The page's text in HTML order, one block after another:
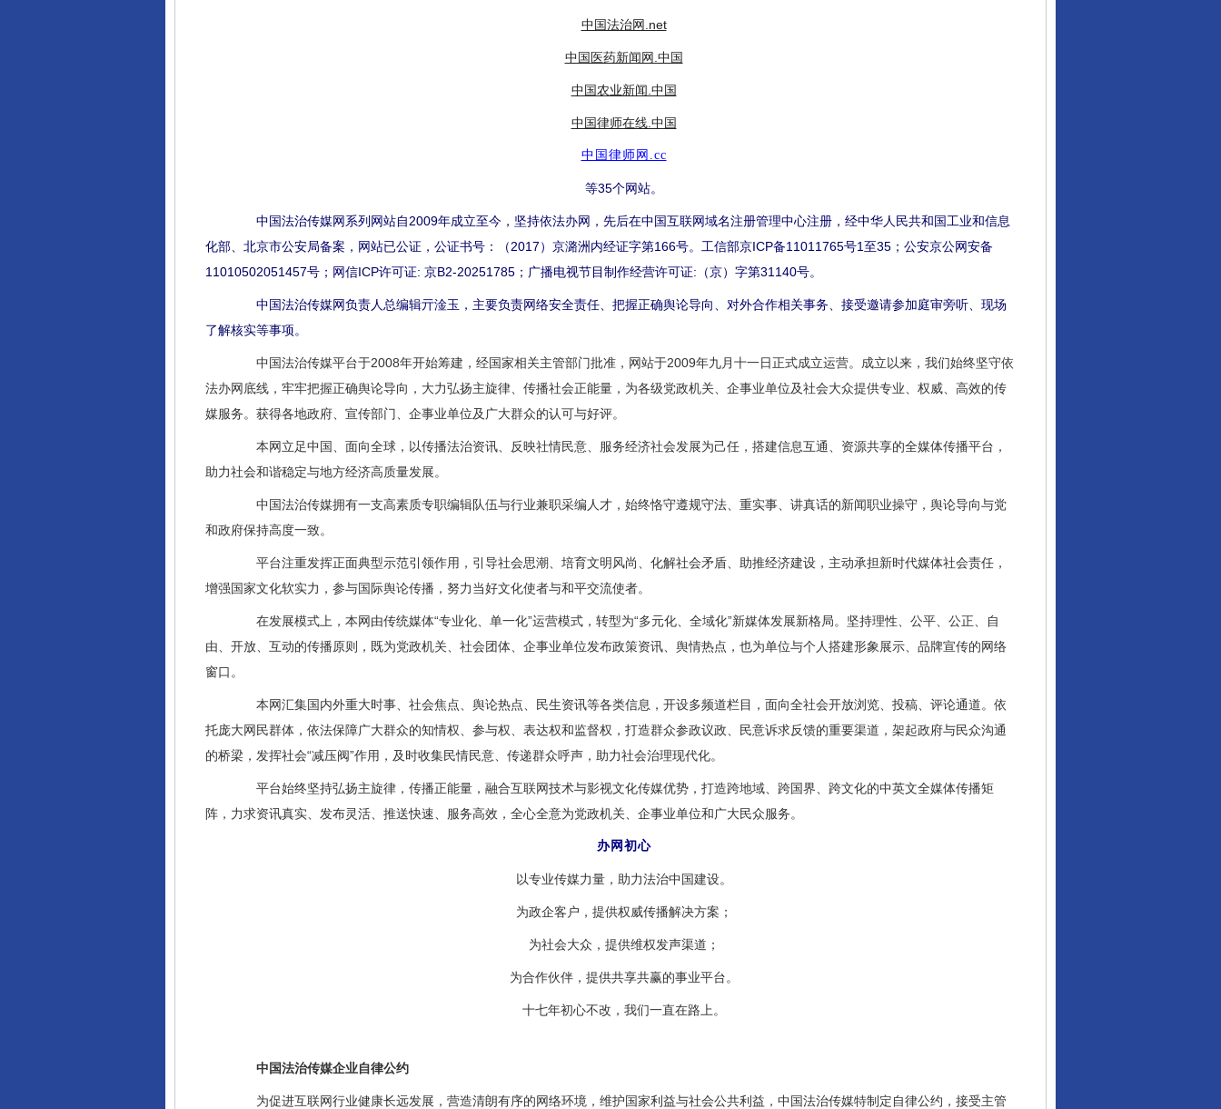
中国法治网.net
中国医药新闻网.中国
中国农业新闻.中国
中国律师在线.中国
中国律师网.cc
等35个网站。
中国法治传媒网系列网站自2009年成立至今，坚持依法办网，先后在中国互联网域名注册管理中心注册，经中华人民共和国工业和信息
化部、北京市公安局备案，网站已公证，公证书号：（2017）京潞洲内经证字第166号。工信部京ICP备11011765号1至35；公安京公网安备
11010502051457号；网信ICP许可证: 京B2-20251785；广播电视节目制作经营许可证:（京）字第31140号。
中国法治传媒网负责人总编辑亓淦玉，主要负责网络安全责任、把握正确舆论导向、对外合作相关事务、接受邀请参加庭审旁听、现场
了解核实等事项。
中国法治传媒平台于2008年开始筹建，经国家相关主管部门批准，网站于2009年九月十一日正式成立运营。成立以来，我们始终坚守依
法办网底线，牢牢把握正确舆论导向，大力弘扬主旋律、传播社会正能量，为各级党政机关、企事业单位及社会大众提供专业、权威、高效的传
媒服务。获得各地政府、宣传部门、企事业单位及广大群众的认可与好评。
本网立足中国、面向全球，以传播法治资讯、反映社情民意、服务经济社会发展为己任，搭建信息互通、资源共享的全媒体传播平台，
助力社会和谐稳定与地方经济高质量发展。
中国法治传媒拥有一支高素质专职编辑队伍与行业兼职采编人才，始终恪守遵规守法、重实事、讲真话的新闻职业操守，舆论导向与党
和政府保持高度一致。
平台注重发挥正面典型示范引领作用，引导社会思潮、培育文明风尚、化解社会矛盾、助推经济建设，主动承担新时代媒体社会责任，
增强国家文化软实力，参与国际舆论传播，努力当好文化使者与和平交流使者。
在发展模式上，本网由传统媒体“专业化、单一化”运营模式，转型为“多元化、全域化”新媒体发展新格局。坚持理性、公平、公正、自
由、开放、互动的传播原则，既为党政机关、社会团体、企事业单位发布政策资讯、舆情热点，也为单位与个人搭建形象展示、品牌宣传的网络
窗口。
本网汇集国内外重大时事、社会焦点、舆论热点、民生资讯等各类信息，开设多频道栏目，面向全社会开放浏览、投稿、评论通道。依
托庞大网民群体，依法保障广大群众的知情权、参与权、表达权和监督权，打造群众参政议政、民意诉求反馈的重要渠道，架起政府与民众沟通
的桥梁，发挥社会“减压阀”作用，及时收集民情民意、传递群众呼声，助力社会治理现代化。
平台始终坚持弘扬主旋律，传播正能量，融合互联网技术与影视文化传媒优势，打造跨地域、跨国界、跨文化的中英文全媒体传播矩
阵，力求资讯真实、发布灵活、推送快速、服务高效，全心全意为党政机关、企事业单位和广大民众服务。
办网初心
以专业传媒力量，助力法治中国建设。
为政企客户，提供权威传播解决方案；
为社会大众，提供维权发声渠道；
为合作伙伴，提供共享共赢的事业平台。
十七年初心不改，我们一直在路上。
中国法治传媒企业自律公约
为促进互联网行业健康长远发展，营造清朗有序的网络环境，维护国家利益与社会公共利益，中国法治传媒特制定自律公约，接受主管